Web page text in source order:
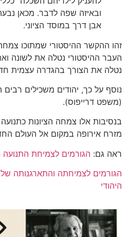
ובאיזה שפה לדבר. מכאן
אבן דרך במוסד הציוני.
זהו ההקשר ההיסטורי שמתוכו
העבר ההיסטורי נטלה את לשונה
נטלה את הצורך בהגדרה עצמית
נוסף על כך, יהודים משכילים
(משפט דרייפוס).
בנסיבות אלו צמחה הציונות
מזרח אירופה במקום אל העולם
ראה גם: הגורמים לצמיחת התנועה
הגורמים לצמיחתה והתארגנותה
היהודי